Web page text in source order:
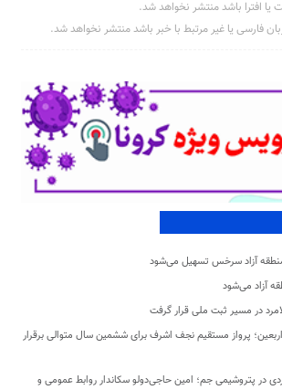
یا افترا باشد منتشر نخواهد شد.
فارسی یا غیر مرتبط با خبر باشد منتشر نخواهد شد.
آزاد سرخس تسهیل می‌شود
آزاد می‌شود
پرواز مستقیم نجف اشرف برای ششمین سال متوالی برقرار
در پتروشیمی جم؛ امین حاجی‌دولو سکاندار روابط عمومی و